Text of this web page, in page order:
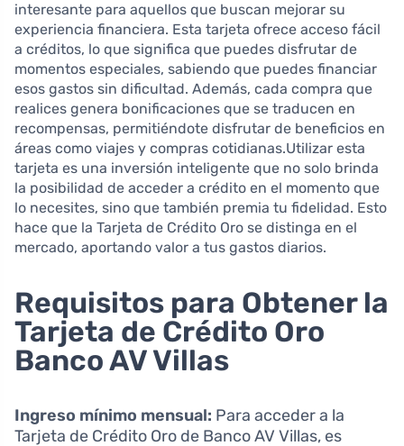
interesante para aquellos que buscan mejorar su
experiencia financiera. Esta tarjeta ofrece acceso fácil
a créditos, lo que significa que puedes disfrutar de
momentos especiales, sabiendo que puedes financiar
esos gastos sin dificultad. Además, cada compra que
realices genera bonificaciones que se traducen en
recompensas, permitiéndote disfrutar de beneficios en
áreas como viajes y compras cotidianas.Utilizar esta
tarjeta es una inversión inteligente que no solo brinda
la posibilidad de acceder a crédito en el momento que
lo necesites, sino que también premia tu fidelidad. Esto
hace que la Tarjeta de Crédito Oro se distinga en el
mercado, aportando valor a tus gastos diarios.
Requisitos para Obtener la
Tarjeta de Crédito Oro
Banco AV Villas
Ingreso mínimo mensual: Para acceder a la
Tarjeta de Crédito Oro de Banco AV Villas, es